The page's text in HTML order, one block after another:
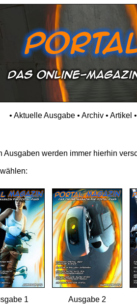
• Aktuelle Ausgabe• Archiv• Artikel •
Ausgaben werden immer hierhin
1 Ausgabe 2